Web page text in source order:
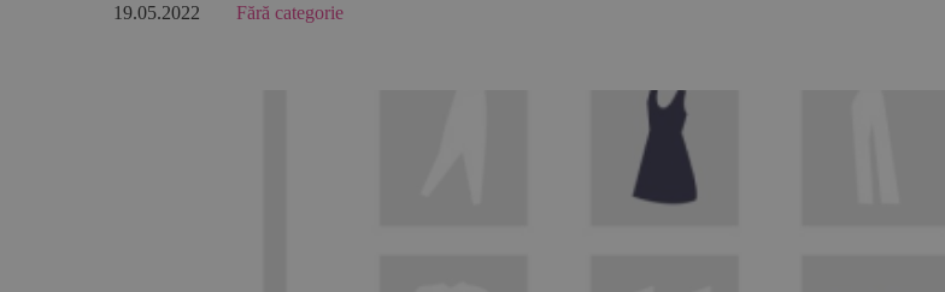
19.05.2022 Fără categorie